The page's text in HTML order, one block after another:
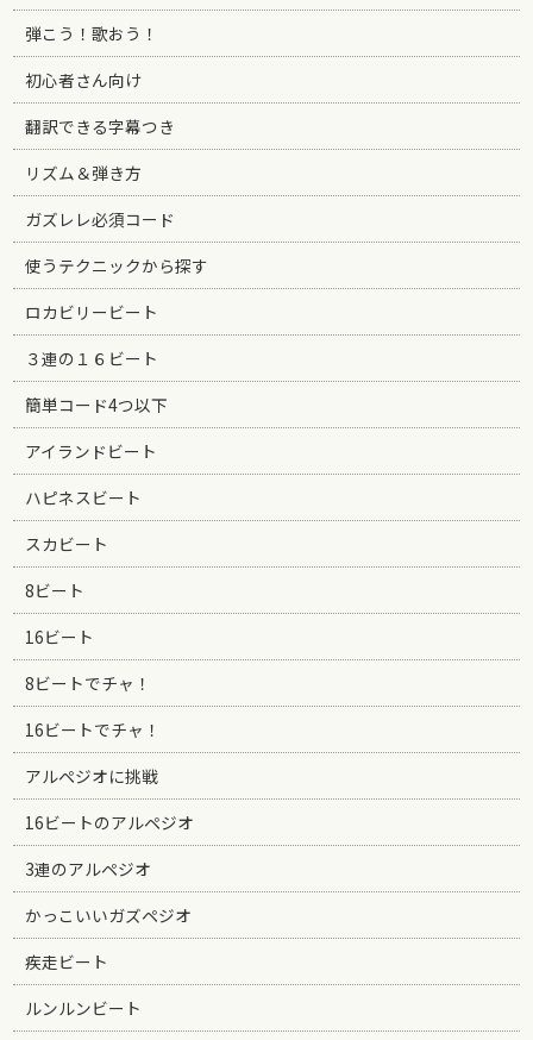
弾こう！歌おう！
初心者さん向け
翻訳できる字幕つき
リズム＆弾き方
ガズレレ必須コード
使うテクニックから探す
ロカビリービート
３連の１６ビート
簡単コード4つ以下
アイランドビート
ハピネスビート
スカビート
8ビート
16ビート
8ビートでチャ！
16ビートでチャ！
アルペジオに挑戦
16ビートのアルペジオ
3連のアルペジオ
かっこいいガズペジオ
疾走ビート
ルンルンビート